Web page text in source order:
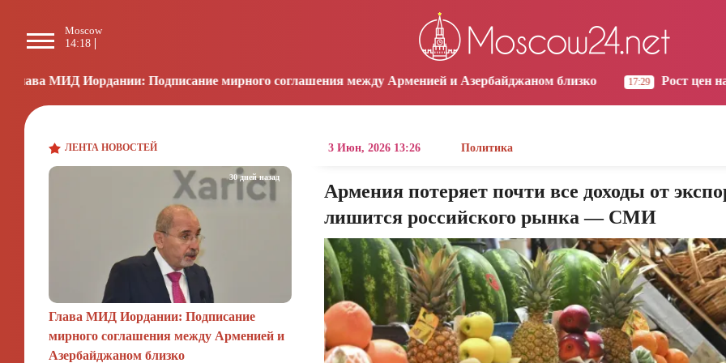
Moscow
14:18
Yerevan
15:18 15:18
Moscow
14:18
Подписание мирного соглашения между Арменией и Азербайджаном близко 17:29 Рост цен на продукты в
ЛЕНТА НОВОСТЕЙ
Глава МИД Иордании: Подписание
мирного соглашения между Арменией и
Азербайджаном близко
30 дней назад
3 Июн, 2026 13:26 Политика
Армения потеряет почти все доходы от
лишится российского рынка — СМИ